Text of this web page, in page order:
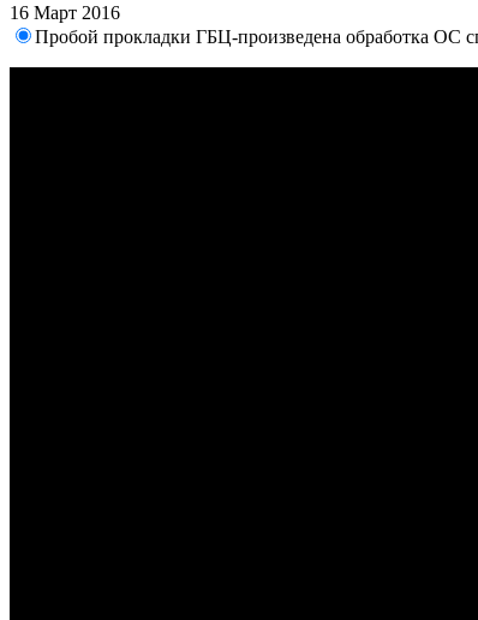
16 Март 2016
Пробой прокладки ГБЦ-произведена обработка ОС